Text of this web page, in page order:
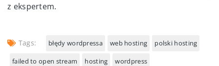
z ekspertem.
Tags: błędy wordpressa web hosting polski hosting
failed to open stream hosting wordpress